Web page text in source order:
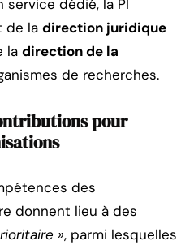
service dédié, la PI
de la direction juridique
la direction de la
de recherches.
pour
des
donnent lieu à des
», parmi lesquelles